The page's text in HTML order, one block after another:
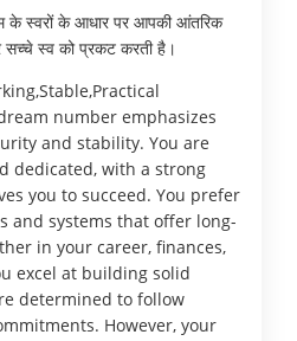
के स्वरों के आधार पर आपकी आंतरिक
स्व को प्रकट करती है।
number emphasizes
and stability. You are
dedicated, with a strong
you to succeed. You prefer
and systems that offer long-
in your career, finances,
excel at building solid
determined to follow
However, your